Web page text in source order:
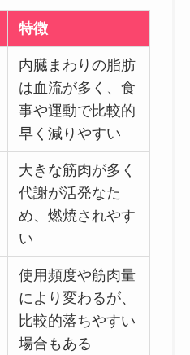
特徴
内臓まわりの脂肪
は血流が多く、食
事や運動で比較的
早く減りやすい
大きな筋肉が多く
代謝が活発なた
め、燃焼されやす
い
使用頻度や筋肉量
により変わるが、
比較的落ちやすい
場合もある